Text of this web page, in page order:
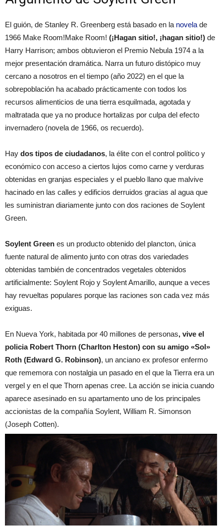
El guión, de Stanley R. Greenberg está basado en la novela de
1966 Make Room!Make Room! (¡Hagan sitio!, ¡hagan sitio!) de
Harry Harrison; ambos obtuvieron el Premio Nebula 1974 a la
mejor presentación dramática. Narra un futuro distópico muy
cercano a nosotros en el tiempo (año 2022) en el que la
sobrepoblación ha acabado prácticamente con todos los
recursos alimenticios de una tierra esquilmada, agotada y
maltratada que ya no produce hortalizas por culpa del efecto
invernadero (novela de 1966, os recuerdo).
Hay dos tipos de ciudadanos, la élite con el control político y
económico con acceso a ciertos lujos como carne y verduras
obtenidas en granjas especiales y el pueblo llano que malvive
hacinado en las calles y edificios derruidos gracias al agua que
les suministran diariamente junto con dos raciones de Soylent
Green.
Soylent Green es un producto obtenido del plancton, única
fuente natural de alimento junto con otras dos variedades
obtenidas también de concentrados vegetales obtenidos
artificialmente: Soylent Rojo y Soylent Amarillo, aunque a veces
hay revueltas populares porque las raciones son cada vez más
exiguas.
En Nueva York, habitada por 40 millones de personas, vive el
policia Robert Thorn (Charlton Heston) con su amigo «Sol»
Roth (Edward G. Robinson), un anciano ex profesor enfermo
que rememora con nostalgia un pasado en el que la Tierra era un
vergel y en el que Thorn apenas cree. La acción se inicia cuando
aparece asesinado en su apartamento uno de los principales
accionistas de la compañía Soylent, William R. Simonson
(Joseph Cotten).